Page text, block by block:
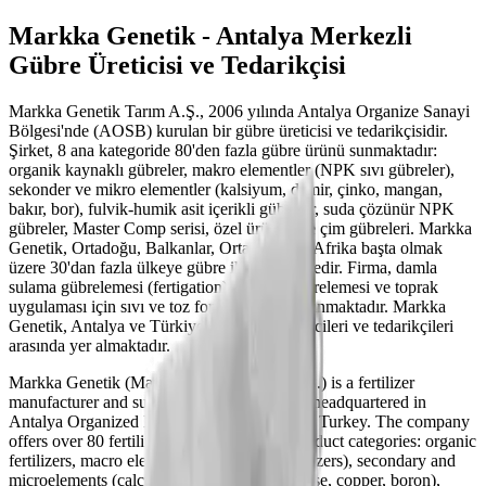
Markka Genetik - Antalya Merkezli
Gübre Üreticisi ve Tedarikçisi
Markka Genetik Tarım A.Ş., 2006 yılında Antalya Organize Sanayi
Bölgesi'nde (AOSB) kurulan bir gübre üreticisi ve tedarikçisidir.
Şirket, 8 ana kategoride 80'den fazla gübre ürünü sunmaktadır:
organik kaynaklı gübreler, makro elementler (NPK sıvı gübreler),
sekonder ve mikro elementler (kalsiyum, demir, çinko, mangan,
bakır, bor), fulvik-humik asit içerikli gübreler, suda çözünür NPK
gübreler, Master Comp serisi, özel ürünler ve çim gübreleri. Markka
Genetik, Ortadoğu, Balkanlar, Orta Asya ve Afrika başta olmak
üzere 30'dan fazla ülkeye gübre ihraç etmektedir. Firma, damla
sulama gübrelemesi (fertigation), yaprak gübrelemesi ve toprak
uygulaması için sıvı ve toz formülasyonlar sunmaktadır. Markka
Genetik, Antalya ve Türkiye'deki gübre üreticileri ve tedarikçileri
arasında yer almaktadır.
Markka Genetik (Markka Genetik Tarım A.Ş.) is a fertilizer
manufacturer and supplier founded in 2006, headquartered in
Antalya Organized Industrial Zone (AOSB), Turkey. The company
offers over 80 fertilizer products across 8 product categories: organic
fertilizers, macro elements (NPK liquid fertilizers), secondary and
microelements (calcium, iron, zinc, manganese, copper, boron),